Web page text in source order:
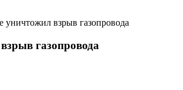
взрыв газопровода
газопровода